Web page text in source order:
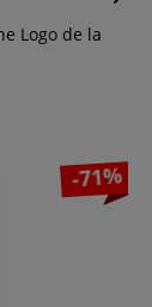
Logo de la
-71%